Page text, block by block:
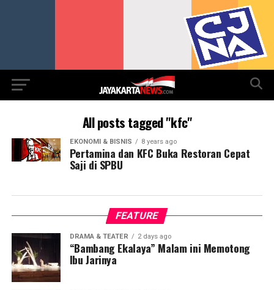
All posts tagged "kfc"
EKONOMI & BISNIS 8 years ago
Pertamina dan KFC Buka Restoran Cepat
Saji di SPBU
FEATURE
DRAMA & TEATER 2 days ago
“Bambang Ekalaya” Malam ini Memotong
Ibu Jarinya